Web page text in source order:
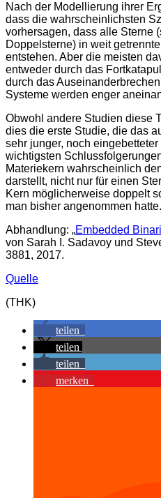
Nach der Modellierung ihrer
dass die wahrscheinlichsten
vorhersagen, dass alle Sterne
Doppelsterne) in weit
entstehen. Aber die meisten
entweder durch das
durch das
Systeme werden enger
Obwohl andere Studien diese
dies die erste Studie, die das
sehr junger, noch
wichtigsten
Materiekern wahrscheinlich
darstellt, nicht nur für einen
Kern möglicherweise doppelt
man bisher angenommen hatte.
Abhandlung: „Embedded
von Sarah I. Sadavoy und
3881, 2017.
Quelle
(THK)
teilen
teilen
teilen
merken